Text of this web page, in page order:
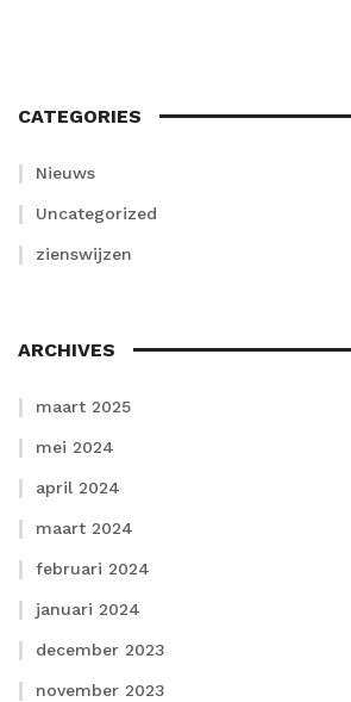
CATEGORIES
Nieuws
Uncategorized
zienswijzen
ARCHIVES
maart 2025
mei 2024
april 2024
maart 2024
februari 2024
januari 2024
december 2023
november 2023